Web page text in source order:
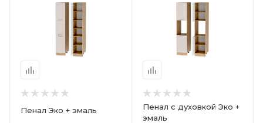
Пенал Эко + эмаль
Пенал с духовкой Эко +
эмаль